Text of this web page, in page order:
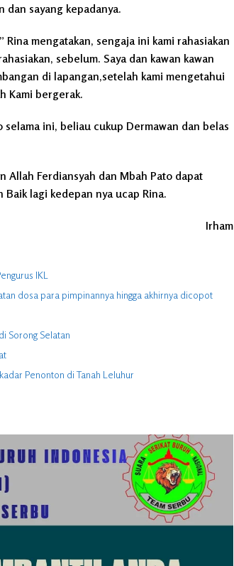
dan sayang kepadanya.
mengatakan, sengaja ini kami rahasiakan
sebelum. Saya dan kawan kawan
di lapangan,setelah kami mengetahui
Kami bergerak.
ini, beliau cukup Dermawan dan belas
Allah Ferdiansyah dan Mbah Pato dapat
lagi kedepan nya ucap Rina.
Irham
IKL
dosa para pimpinannya hingga akhirnya dicopot
Sorong Selatan
Penonton di Tanah Leluhur